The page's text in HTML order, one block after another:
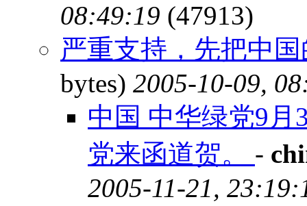
08:49:19 (47913)
严重支持，先把中
bytes) 2005-10-09,
中国 中华绿党9月
党来函道贺。 -
2005-11-21,